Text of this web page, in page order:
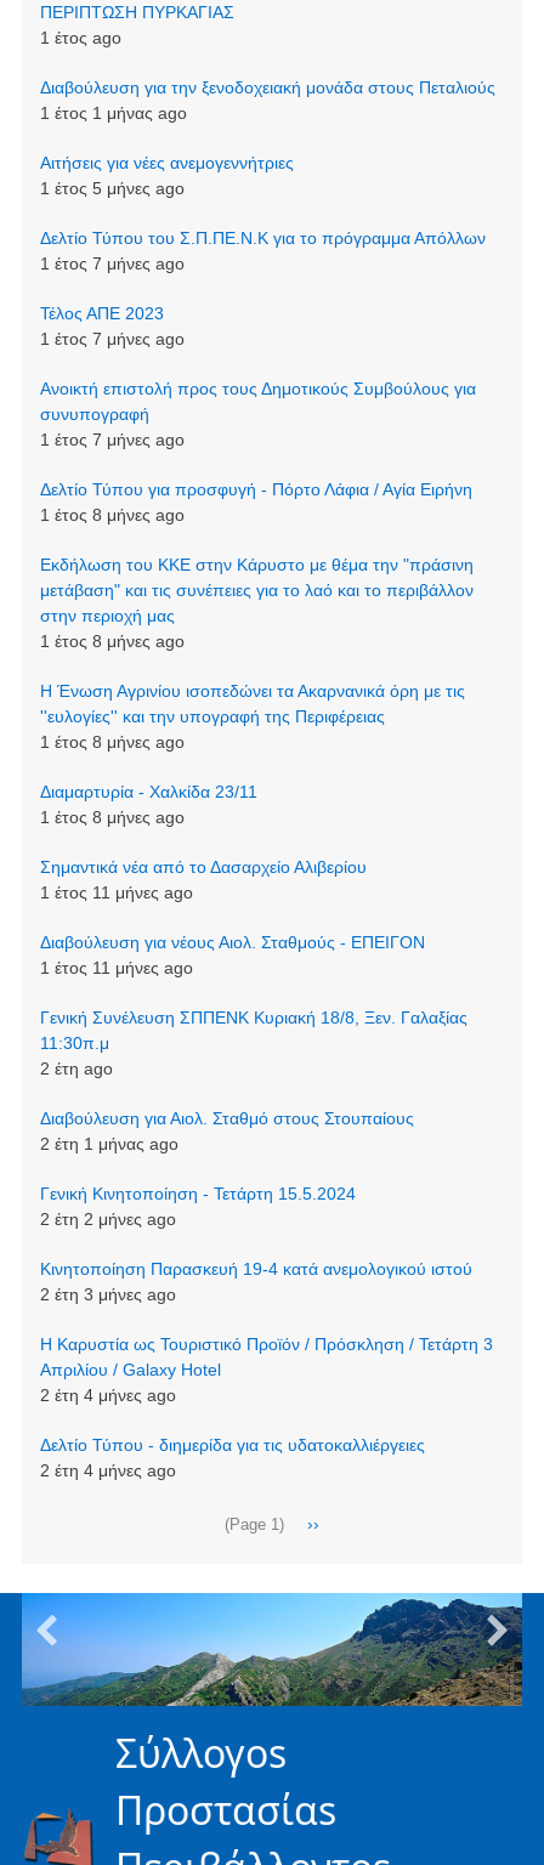
Σύλλογοs
Προστασίαs
ΠΕΡΙΠΤΩΣΗ ΠΥΡΚΑΓΙΑΣ
1 έτος ago
Διαβούλευση για την ξενοδοχειακή μονάδα στους Πεταλιούς
1 έτος 1 μήνας ago
Αιτήσεις για νέες ανεμογεννήτριες
1 έτος 5 μήνες ago
Δελτίο Τύπου του Σ.Π.ΠΕ.Ν.Κ για το πρόγραμμα Απόλλων
1 έτος 7 μήνες ago
Τέλος ΑΠΕ 2023
1 έτος 7 μήνες ago
Ανοικτή επιστολή προς τους Δημοτικούς Συμβούλους για
συνυπογραφή
1 έτος 7 μήνες ago
Δελτίο Τύπου για προσφυγή - Πόρτο Λάφια / Αγία Ειρήνη
1 έτος 8 μήνες ago
Εκδήλωση του ΚΚΕ στην Κάρυστο με θέμα την "πράσινη
μετάβαση" και τις συνέπειες για το λαό και το περιβάλλον
στην περιοχή μας
1 έτος 8 μήνες ago
Η Ένωση Αγρινίου ισοπεδώνει τα Ακαρνανικά όρη με τις
''ευλογίες'' και την υπογραφή της Περιφέρειας
1 έτος 8 μήνες ago
Διαμαρτυρία - Χαλκίδα 23/11
1 έτος 8 μήνες ago
Σημαντικά νέα από το Δασαρχείο Αλιβερίου
1 έτος 11 μήνες ago
Διαβούλευση για νέους Αιολ. Σταθμούς - ΕΠΕΙΓΟΝ
1 έτος 11 μήνες ago
Γενική Συνέλευση ΣΠΠΕΝΚ Κυριακή 18/8, Ξεν. Γαλαξίας
11:30π.μ
2 έτη ago
Διαβούλευση για Αιολ. Σταθμό στους Στουπαίους
2 έτη 1 μήνας ago
Γενική Κινητοποίηση - Τετάρτη 15.5.2024
2 έτη 2 μήνες ago
Κινητοποίηση Παρασκευή 19-4 κατά ανεμολογικού ιστού
2 έτη 3 μήνες ago
Η Καρυστία ως Τουριστικό Προϊόν / Πρόσκληση / Τετάρτη 3
Απριλίου / Galaxy Hotel
2 έτη 4 μήνες ago
Δελτίο Τύπου - διημερίδα για τις υδατοκαλλιέργειες
2 έτη 4 μήνες ago
(Page 1)
Next
››